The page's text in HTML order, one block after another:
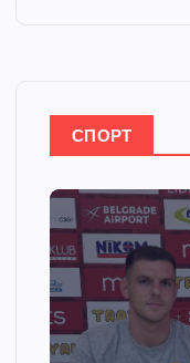
СПОРТ